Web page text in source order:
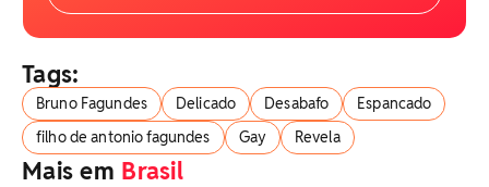
Tags:
Bruno Fagundes Delicado Desabafo
Espancado
filho de antonio fagundes
Gay Revela
Mais em Brasil